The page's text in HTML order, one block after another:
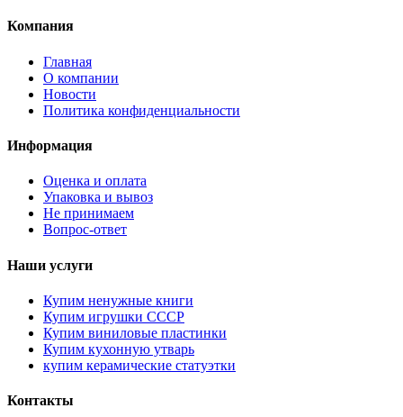
Компания
Главная
О компании
Новости
Политика конфиденциальности
Информация
Оценка и оплата
Упаковка и вывоз
Не принимаем
Вопрос-ответ
Наши услуги
Купим ненужные книги
Купим игрушки СССР
Купим виниловые пластинки
Купим кухонную утварь
купим керамические статуэтки
Контакты